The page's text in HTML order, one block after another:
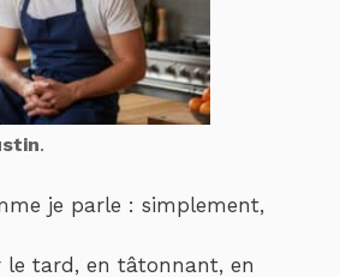
.
je parle : simplement,
le tard, en tâtonnant, en